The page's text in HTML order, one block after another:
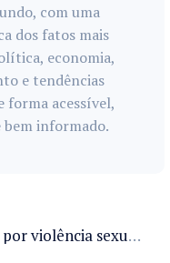
com uma
dos fatos mais
economia,
e tendências
forma acessível,
informado.
Nova lei amplia penas por violência sexual contra criança ou adolescente e regulamenta ronda virtual nas redes